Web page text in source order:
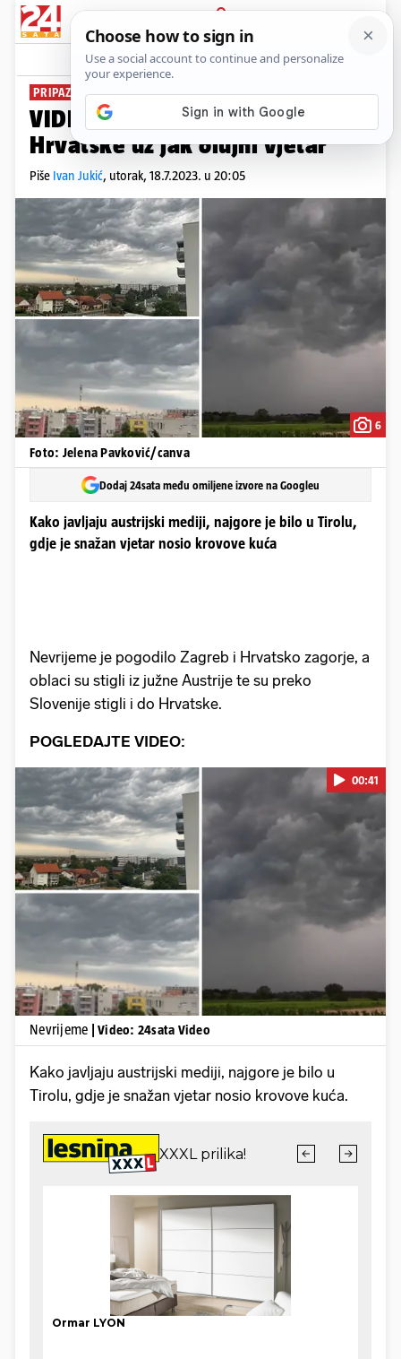
PRIJAVA
News Komentari
PRIPAZITE!
VIDEO Crni oblaci i kiša stigli do
Hrvatske uz jak olujni vjetar
Piše Ivan Jukić, utorak, 18.7.2023. u 20:05
6
Foto: Jelena Pavković/canva
Dodaj 24sata među omiljene izvore na Googleu
Kako javljaju austrijski mediji, najgore je bilo u Tirolu,
gdje je snažan vjetar nosio krovove kuća
Nevrijeme je pogodilo Zagreb i Hrvatsko zagorje, a
oblaci su stigli iz južne Austrije te su preko
Slovenije stigli i do Hrvatske.
POGLEDAJTE VIDEO:
Pokretanje videa...
00:41
Nevrijeme | Video: 24sata Video
Kako javljaju austrijski mediji, najgore je bilo u
Tirolu, gdje je snažan vjetar nosio krovove kuća.